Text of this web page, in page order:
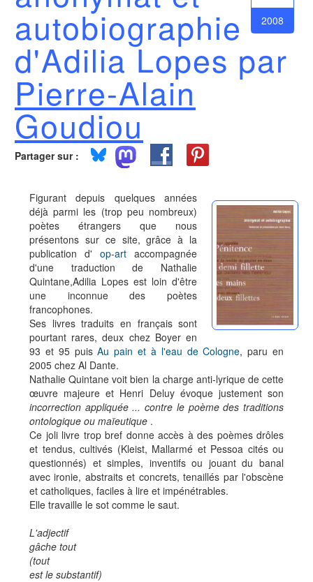
2008
autobiographie
d'Adilia Lopes par
Pierre-Alain
Goudiou
Partager sur :
Figurant depuis quelques années
déjà parmi les (trop peu nombreux)
poètes étrangers que nous
présentons sur ce site, grâce à la
publication d'op-art accompagnée
d'une traduction de Nathalie
Quintane,Adilia Lopes est loin d'être
une inconnue des poètes
francophones.
Ses livres traduits en français sont
pourtant rares, deux chez Boyer en
93 et 95 puisAu pain et à l'eau de Cologne, paru en
2005 chez Al Dante.
Nathalie Quintane voit bien la charge anti-lyrique de cette
œuvre majeure et Henri Deluy évoque justement son
incorrection appliquée ... contre le poème des traditions
ontologique ou maïeutique .
Ce joli livre trop bref donne accès à des poèmes drôles
et tendus, cultivés (Kleist, Mallarmé et Pessoa cités ou
questionnés) et simples, inventifs ou jouant du banal
avec ironie, abstraits et concrets, tenaillés par l'obscène
et catholiques, faciles à lire et impénétrables.
Elle travaille le sot comme le saut.
L'adjectif
gâche tout
(tout
est le substantif)